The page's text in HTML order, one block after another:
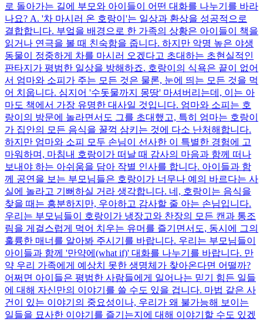
로 돌아가는 길에 부모와 아이들이 어떤 대화를 나누기를 바라
나요? A. '차 마시러 온 호랑이'는 일상과 환상을 성공적으로
결합합니다. 부엌을 배경으로 한 가족의 상황은 아이들이 책을
읽거나 연극을 볼 때 친숙함을 줍니다. 하지만 악명 높은 야생
동물이 정중하게 차를 마시러 오겠다고 초대하는 초현실적인
판타지가 평범한 일상을 방해하죠. 호랑이의 식욕은 끝이 없어
서 엄마와 소피가 주는 모든 것은 물론, 눈에 띄는 모든 것을 먹
어 치웁니다. 심지어 '수돗물까지 몽땅' 마셔버리는데, 이는 아
마도 책에서 가장 유명한 대사일 것입니다. 엄마와 소피는 호
랑이의 방문에 놀라면서도 그를 초대했고, 특히 엄마는 호랑이
가 집안의 모든 음식을 꿀꺽 삼키는 것에 다소 난처해합니다.
하지만 엄마와 소피 모두 손님이 선사한 이 특별한 경험에 고
마워하며, 마침내 호랑이가 떠날 때 감사의 마음과 함께 떠나
보내야 하는 아쉬움을 담아 작별 인사를 합니다. 아이들과 함
께 공연을 보는 부모님들은 호랑이가 너무나 예의 바르다는 사
실에 놀라고 기뻐하실 거라 생각합니다. 네, 호랑이는 음식을
찾을 때는 흥분하지만, 우아하고 감사할 줄 아는 손님입니다.
우리는 부모님들이 호랑이가 냉장고와 찬장의 모든 캔과 통조
림을 게걸스럽게 먹어 치우는 유머를 즐기면서도, 동시에 그의
훌륭한 매너를 알아봐 주시기를 바랍니다. 우리는 부모님들이
아이들과 함께 '만약에(what if)' 대화를 나누기를 바랍니다. 만
약 우리 가족에게 예상치 못한 생명체가 찾아온다면 어떨까?
어쩌면 아이들은 평범한 사람들에게 일어나는 믿기 힘든 일들
에 대해 자신만의 이야기를 쓸 수도 있을 겁니다. 마법 같은 사
건이 있는 이야기의 중요성이나, 우리가 왜 불가능해 보이는
일들을 묘사한 이야기를 즐기는지에 대해 이야기할 수도 있겠